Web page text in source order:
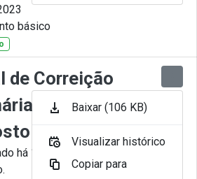
básico
de Correição
nº 008-2023
há 11 Meses por Juliana
Baixar (106 KB)
Visualizar histórico
Copiar para